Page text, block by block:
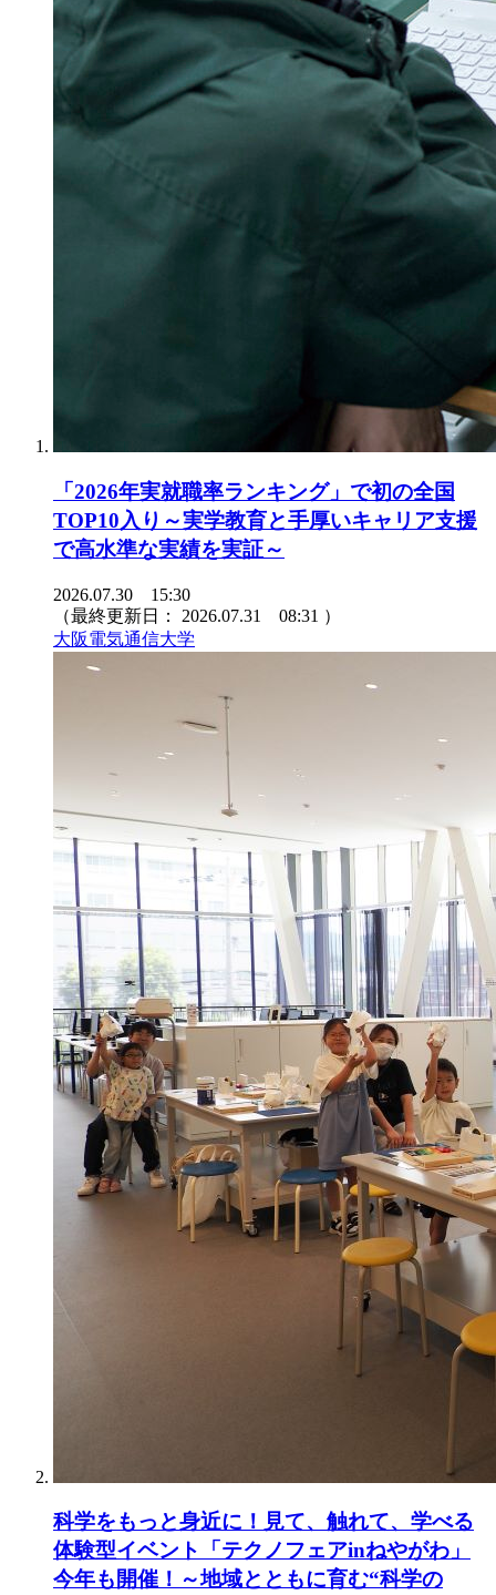
「2026年実就職率ランキング」で初の全国
TOP10入り～実学教育と手厚いキャリア支援
で高水準な実績を実証～
2026.07.30 15:30
（最終更新日： 2026.07.31 08:31 ）
大阪電気通信大学
科学をもっと身近に！見て、触れて、学べる
体験型イベント「テクノフェアinねやがわ」
今年も開催！～地域とともに育む“科学の